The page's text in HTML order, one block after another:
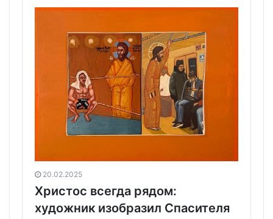
20.02.2025
Христос всегда рядом:
художник изобразил Спасителя